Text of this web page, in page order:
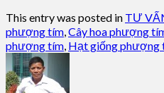
This entry was posted in TƯ
phượng tím,Cây hoa phượng
phượng tím, Hạt giống phượng